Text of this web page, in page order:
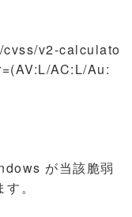
v2-calculato
AC:L/Au:
が当該脆弱
。